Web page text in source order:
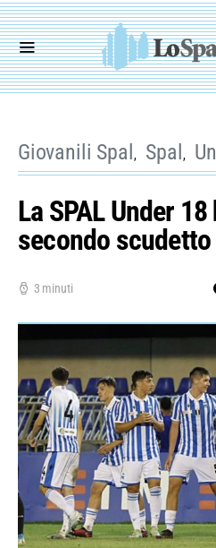
Giovanili Spal Spal
La SPAL Under
secondo
3 minuti